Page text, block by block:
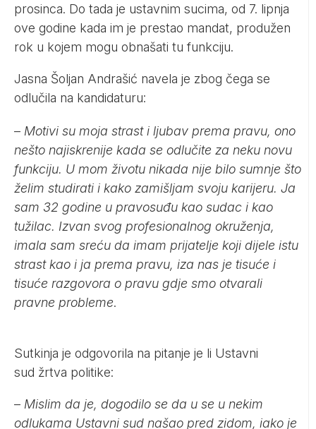
prosinca. Do tada je ustavnim sucima, od 7. lipnja
ove godine kada im je prestao mandat, produžen
rok u kojem mogu obnašati tu funkciju.
Jasna Šoljan Andrašić navela je zbog čega se
odlučila na kandidaturu:
– Motivi su moja strast i ljubav prema pravu, ono
nešto najiskrenije kada se odlučite za neku novu
funkciju. U mom životu nikada nije bilo sumnje što
želim studirati i kako zamišljam svoju karijeru. Ja
sam 32 godine u pravosuđu kao sudac i kao
tužilac. Izvan svog profesionalnog okruženja,
imala sam sreću da imam prijatelje koji dijele istu
strast kao i ja prema pravu, iza nas je tisuće i
tisuće razgovora o pravu gdje smo otvarali
pravne probleme.
Sutkinja je odgovorila na pitanje je li Ustavni
sud žrtva politike:
– Mislim da je, dogodilo se da u se u nekim
odlukama Ustavni sud našao pred zidom, iako je